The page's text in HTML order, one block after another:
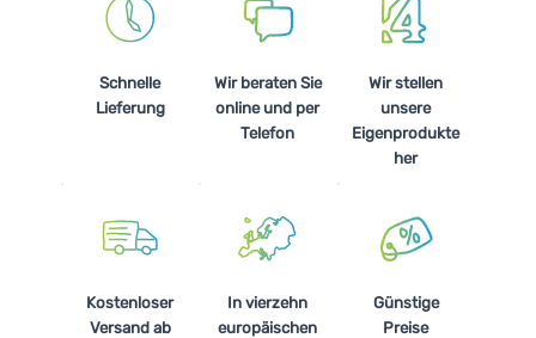
Schnelle
Lieferung
Wir beraten Sie
online und per
Telefon
Wir stellen
unsere
Eigenprodukte
her
Kostenloser
Versand ab
In vierzehn
europäischen
Günstige
Preise